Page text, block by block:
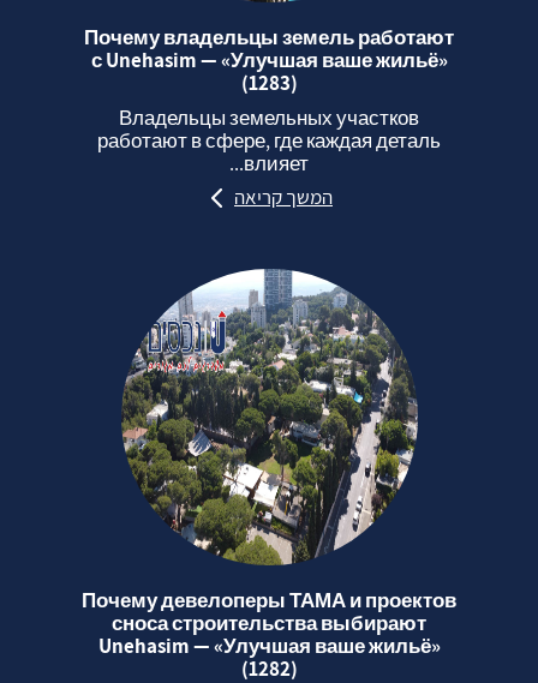
Почему владельцы земель работают
с Unehasim — «Улучшая ваше жильё»
(1283)
Владельцы земельных участков
работают в сфере, где каждая деталь
влияет...
המשך קריאה
Почему девелоперы ТАМА и проектов
сноса строительства выбирают
Unehasim — «Улучшая ваше жильё»
(1282)